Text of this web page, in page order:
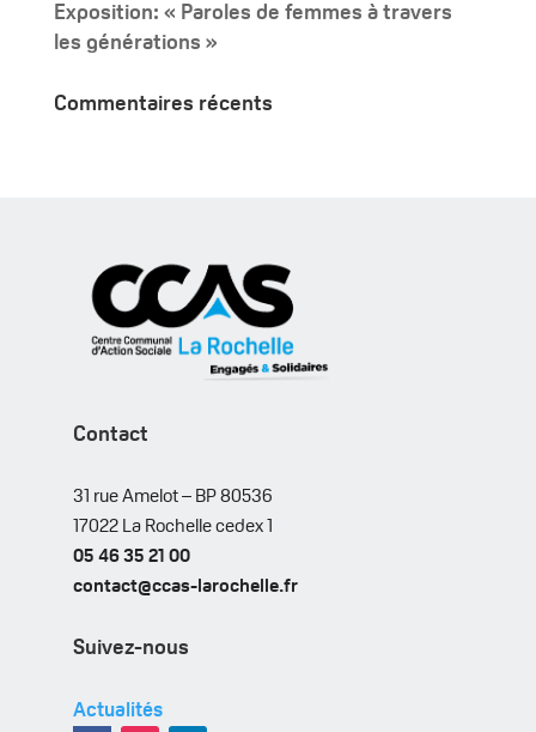
Exposition: « Paroles de femmes à travers
les générations »
Commentaires récents
Contact
31 rue Amelot – BP 80536
17022 La Rochelle cedex 1
05 46 35 21 00
contact@ccas-larochelle.fr
Suivez-nous
Actualités